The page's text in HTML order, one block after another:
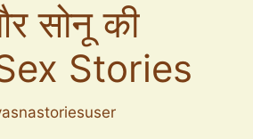
सोनू की
Stories